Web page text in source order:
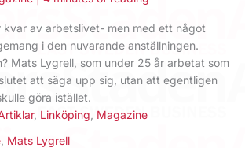
kvar av arbetslivet- men med ett något
i den nuvarande anställningen.
Mats Lygrell, som under 25 år arbetat som
att säga upp sig, utan att egentligen
göra istället.
, Linköping Magazine
Mats Lygrell